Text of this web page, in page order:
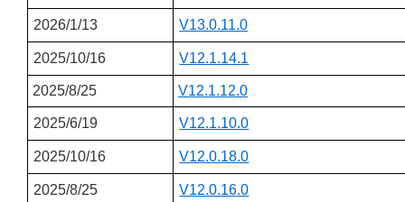
2026/1/13 V13.0.11.0
2025/10/16 V12.1.14.1
2025/8/25 V12.1.12.0
2025/6/19 V12.1.10.0
2025/10/16 V12.0.18.0
2025/8/25 V12.0.16.0